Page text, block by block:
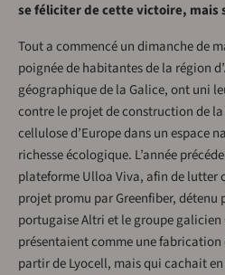
se féliciter de cette victoire, mais
Tout a commencé un dimanche de
poignée de habitantes de la région
géographique de la Galice, ont uni
contre le projet de construction de
cellulose d’Europe dans un espace
richesse écologique. L’année
plateforme Ulloa Viva, afin de lutter
projet promu par Greenfiber,
portugaise Altri et le groupe
présentaient comme une
partir de Lyocell, mais qui cachait